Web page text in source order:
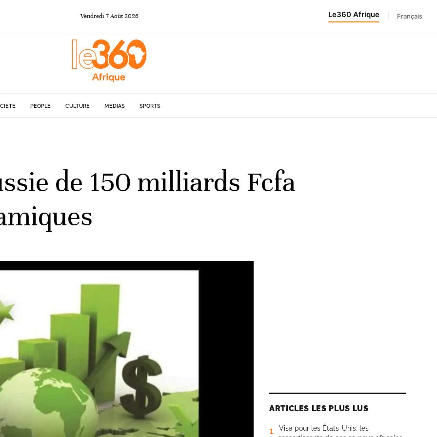
Vendredi 7Août 2026 Le360 Afrique Français
PEOPLE CULTURE MÉDIAS SPORTS
de 150 milliards Fcfa
ARTICLES LES PLUS LUS
1
Visa pour les États-Unis: les